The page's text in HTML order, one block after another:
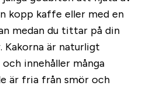
kopp kaffe eller med en
medan du tittar på din
är naturligt
innehåller många
är fria från smör och